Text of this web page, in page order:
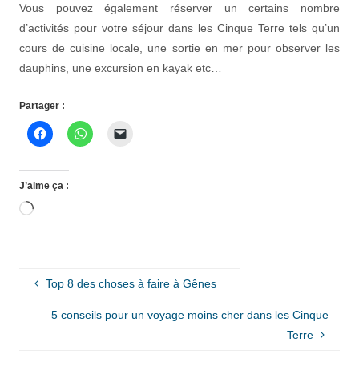
Vous pouvez également réserver un certains nombre
d’activités pour votre séjour dans les Cinque Terre tels qu’un
cours de cuisine locale, une sortie en mer pour observer les
dauphins, une excursion en kayak etc…
Partager :
J’aime ça :
Chargement…
Top 8 des choses à faire à Gênes
5 conseils pour un voyage moins cher dans les Cinque
Terre